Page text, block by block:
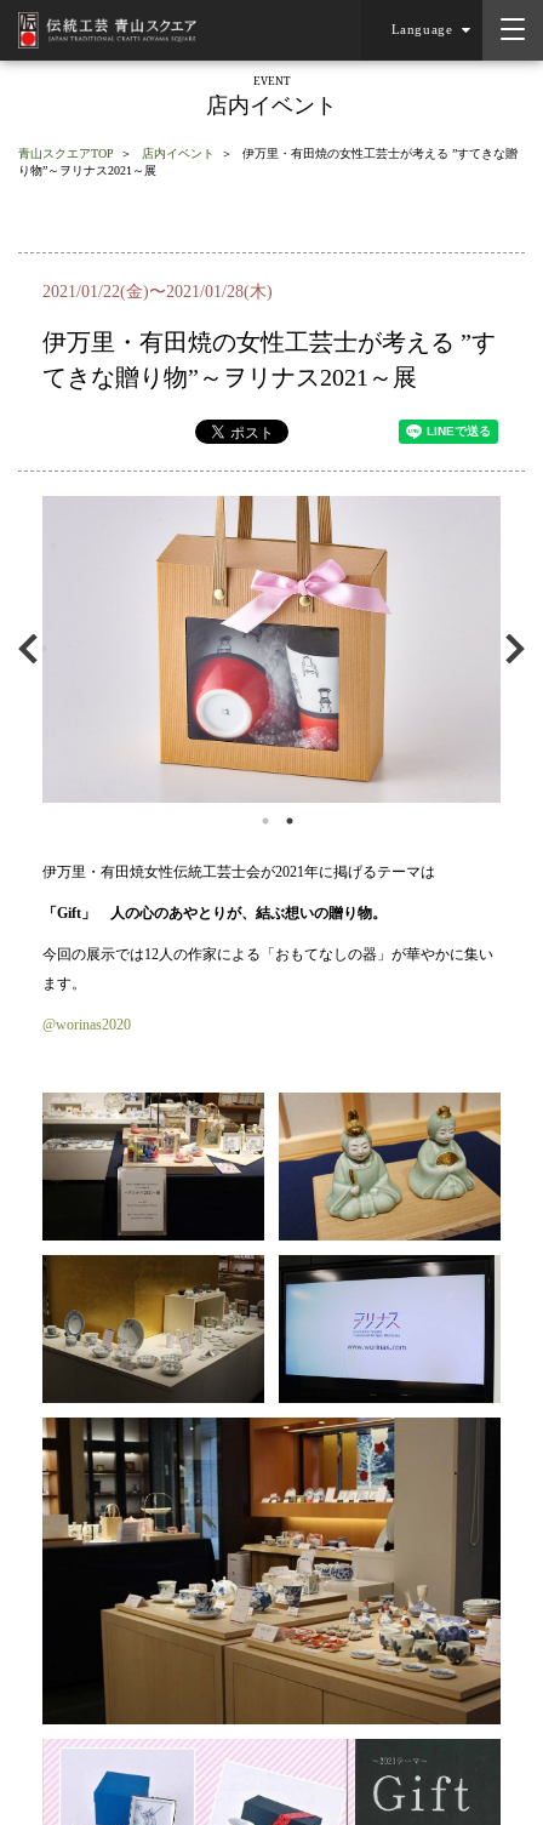
Language
EVENT
店内イベント
青山スクエアTOP 店内イベント
伊万里・有田焼の女性工芸士が考える ”すてきな贈
り物”～ヲリナス2021～展
2021/01/22(金)〜2021/01/28(木)
伊万里・有田焼の女性工芸士が考える ”す
てきな贈り物”～ヲリナス2021～展
伊万里・有田焼女性伝統工芸士会が2021年に掲げるテーマは
「Gift」 人の心のあやとりが、結ぶ想いの贈り物。
今回の展示では12人の作家による「おもてなしの器」が華やかに集い
ます。
@worinas2020